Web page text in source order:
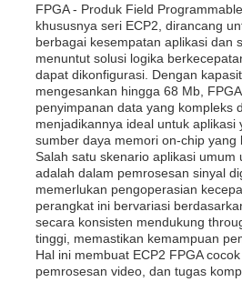
Konektor
Chip manajemen daya
FPGA - Produk Field
khususnya seri ECP2, dirancang
berbagai kesempatan aplikasi dan
menuntut solusi logika
dapat dikonfigurasi. Dengan
mengesankan hingga 68 Mb,
penyimpanan data yang kompleks
menjadikannya ideal untuk aplikasi
sumber daya memori on-chip yang
Salah satu skenario aplikasi umum
adalah dalam pemrosesan sinyal
memerlukan pengoperasian
perangkat ini bervariasi
secara konsisten mendukung
tinggi, memastikan kemampuan
Hal ini membuat ECP2 FPGA
pemrosesan video, dan tugas